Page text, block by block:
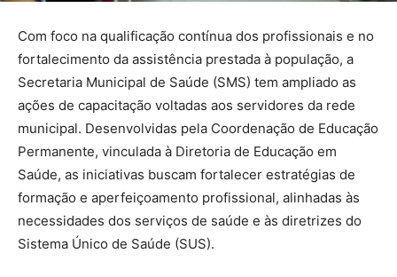
Com foco na qualificação contínua dos profissionais e no
fortalecimento da assistência prestada à população, a
Secretaria Municipal de Saúde (SMS) tem ampliado as
ações de capacitação voltadas aos servidores da rede
municipal. Desenvolvidas pela Coordenação de Educação
Permanente, vinculada à Diretoria de Educação em
Saúde, as iniciativas buscam fortalecer estratégias de
formação e aperfeiçoamento profissional, alinhadas às
necessidades dos serviços de saúde e às diretrizes do
Sistema Único de Saúde (SUS).